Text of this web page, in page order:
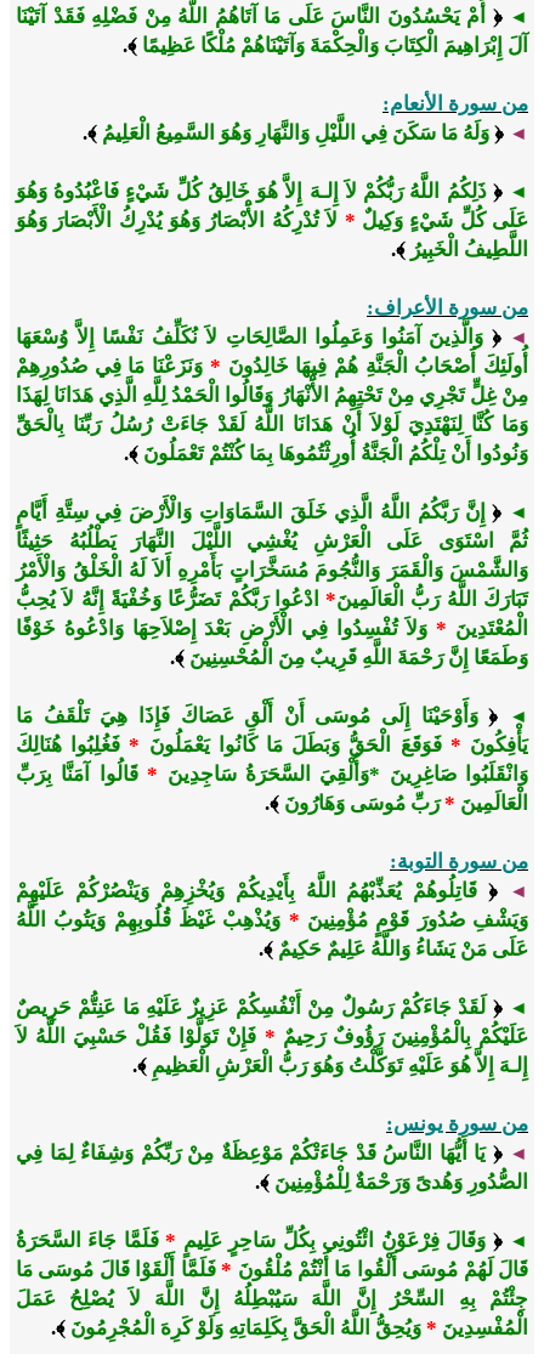
◄ ﴿
أَمْ يَحْسُدُونَ النَّاسَ عَلَى مَا آتَاهُمُ اللَّهُ مِنْ فَضْلِهِ فَقَدْ آتَيْنَا
آلَ إِبْرَاهِيمَ الْكِتَابَ وَالْحِكْمَةَ وَآتَيْنَاهُمْ مُلْكًا عَظِيمًا ﴾.
من سورة الأنعام:
◄ ﴿ وَلَهُ مَا سَكَنَ فِي اللَّيْلِ وَالنَّهَارِ وَهُوَ السَّمِيعُ الْعَلِيمُ ﴾.
◄ ﴿ذَلِكُمُ اللَّهُ رَبُّكُمْ لاَ إِلـهَ إِلاَّ هُوَ خَالِقُ كُلِّ شَيْءٍ فَاعْبُدُوهُ وَهُوَ
عَلَى كُلِّ شَيْءٍ وَكِيلٌ * لاَ تُدْرِكُهُ الأَْبْصَارُ وَهُوَ يُدْرِكُ الْأَبْصَارَ وَهُوَ
اللَّطِيفُ الْخَبِيرُ ﴾.
من سورة الأعراف:
◄ ﴿ وَالَّذِينَ آمَنُوا وَعَمِلُوا الصَّالِحَاتِ لاَ نُكَلِّفُ نَفْسًا إِلاَّ وُسْعَهَا
أُولَئِكَ أَصْحَابُ الْجَنَّةِ هُمْ فِيهَا خَالِدُونَ * وَنَزَعْنَا مَا فِي صُدُورِهِمْ
مِنْ غِلٍّ تَجْرِي مِنْ تَحْتِهِمُ الأَْنْهَارُ وَقَالُوا الْحَمْدُ لِلَّهِ الَّذِي هَدَانَا لِهَذَا
وَمَا كُنَّا لِنَهْتَدِيَ لَوْلاَ أَنْ هَدَانَا اللَّهُ لَقَدْ جَاءَتْ رُسُلُ رَبِّنَا بِالْحَقِّ
وَنُودُوا أَنْ تِلْكُمُ الْجَنَّةُ أُورِثْتُمُوهَا بِمَا كُنْتُمْ تَعْمَلُونَ ﴾.
◄ ﴿ إِنَّ رَبَّكُمُ اللَّهُ الَّذِي خَلَقَ السَّمَاوَاتِ وَالْأَرْضَ فِي سِتَّةِ أَيَّامٍ
ثُمَّ اسْتَوَى عَلَى الْعَرْشِ يُغْشِي اللَّيْلَ النَّهَارَ يَطْلُبُهُ حَثِيثًا
وَالشَّمْسَ وَالْقَمَرَ وَالنُّجُومَ مُسَخَّرَاتٍ بَأَمْرِهِ أَلاَ لَهُ الْخَلْقُ وَالْأَمْرُ
تَبَارَكَ اللَّهُ رَبُّ الْعَالَمِينَ*ادْعُوا رَبَّكُمْ تَضَرُّعًا وَخُفْيَةً إِنَّهُ لاَ يُحِبُّ
الْمُعْتَدِينَ *وَلاَ تُفْسِدُوا فِي الْأَرْضِ بَعْدَ إِصْلاَحِهَا وَادْعُوهُ خَوْفًا
وَطَمَعًا إِنَّ رَحْمَةَ اللَّهِ قَرِيبٌ مِنَ الْمُحْسِنِينَ ﴾.
◄ ﴿وَأَوْحَيْنَا إِلَى مُوسَى أَنْ أَلْقِ عَصَاكَ فَإِذَا هِيَ تَلْقَفُ مَا
يَأْفِكُونَ *فَوَقَعَ الْحَقُّ وَبَطَلَ مَا كَانُوا يَعْمَلُونَ * فَغُلِبُوا هُنَالِكَ
وَانْقَلَبُوا صَاغِرِينَ *وَأُلْقِيَ السَّحَرَةُ سَاجِدِينَ *قَالُوا آمَنَّا بِرَبِّ
الْعَالَمِينَ *رَبِّ مُوسَى وَهَارُونَ ﴾.
من سورة التوبة:
◄ ﴿ قَاتِلُوهُمْ يُعَذِّبْهُمُ اللَّهُ بِأَيْدِيكُمْ وَيُخْزِهِمْ وَيَنْصُرْكُمْ عَلَيْهِمْ
وَيَشْفِ صُدُورَ قَوْمٍ مُؤْمِنِينَ * وَيُذْهِبْ غَيْظَ قُلُوبِهِمْ وَيَتُوبُ اللَّهُ
عَلَى مَنْ يَشَاءُ وَاللَّهُ عَلِيمٌ حَكِيمٌ ﴾.
◄ ﴿ لَقَدْ جَاءَكُمْ رَسُولٌ مِنْ أَنْفُسِكُمْ عَزِيزٌ عَلَيْهِ مَا عَنِتُّمْ حَرِيصٌ
عَلَيْكُمْ بِالْمُؤْمِنِينَ رَؤُوفٌ رَحِيمٌ * فَإِنْ تَوَلَّوْا فَقُلْ حَسْبِيَ اللَّهُ لاَ
إِلـهَ إِلاَّ هُوَ عَلَيْهِ تَوَكَّلْتُ وَهُوَ رَبُّ الْعَرْشِ الْعَظِيمِ ﴾.
من سورة يونس:
◄ ﴿يَا أَيُّهَا النَّاسُ قَدْ جَاءَتْكُمْ مَوْعِظَةٌ مِنْ رَبِّكُمْ وَشِفَاءٌ لِمَا فِي
الصُّدُورِ وَهُدىً وَرَحْمَةٌ لِلْمُؤْمِنِينَ ﴾.
◄ ﴿ وَقَالَ فِرْعَوْنُ ائْتُونِي بِكُلِّ سَاحِرٍ عَلِيمٍ *فَلَمَّا جَاءَ السَّحَرَةُ
قَالَ لَهُمْ مُوسَى أَلْقُوا مَا أَنْتُمْ مُلْقُونَ *فَلَمَّا أَلْقَوْا قَالَ مُوسَى مَا
جِئْتُمْ بِهِ السِّحْرُ إِنَّ اللَّهَ سَيُبْطِلُهُ إِنَّ اللَّهَ لاَ يُصْلِحُ عَمَلَ
الْمُفْسِدِينَ * وَيُحِقُّ اللَّهُ الْحَقَّ بِكَلِمَاتِهِ وَلَوْ كَرِهَ الْمُجْرِمُونَ ﴾.